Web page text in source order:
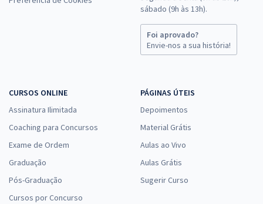
sábado (9h às 13h).
Foi aprovado?
Envie-nos a sua história!
CURSOS ONLINE
Assinatura Ilimitada
Coaching para Concursos
Exame de Ordem
Graduação
Pós-Graduação
Cursos por Concurso
PÁGINAS ÚTEIS
Depoimentos
Material Grátis
Aulas ao Vivo
Aulas Grátis
Sugerir Curso